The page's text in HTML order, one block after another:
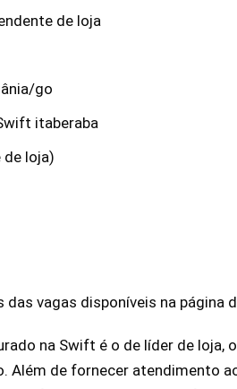
de loja
go
itaberaba
de loja)
das vagas disponíveis na página
na Swift é o de líder de loja,
Além de fornecer atendimento